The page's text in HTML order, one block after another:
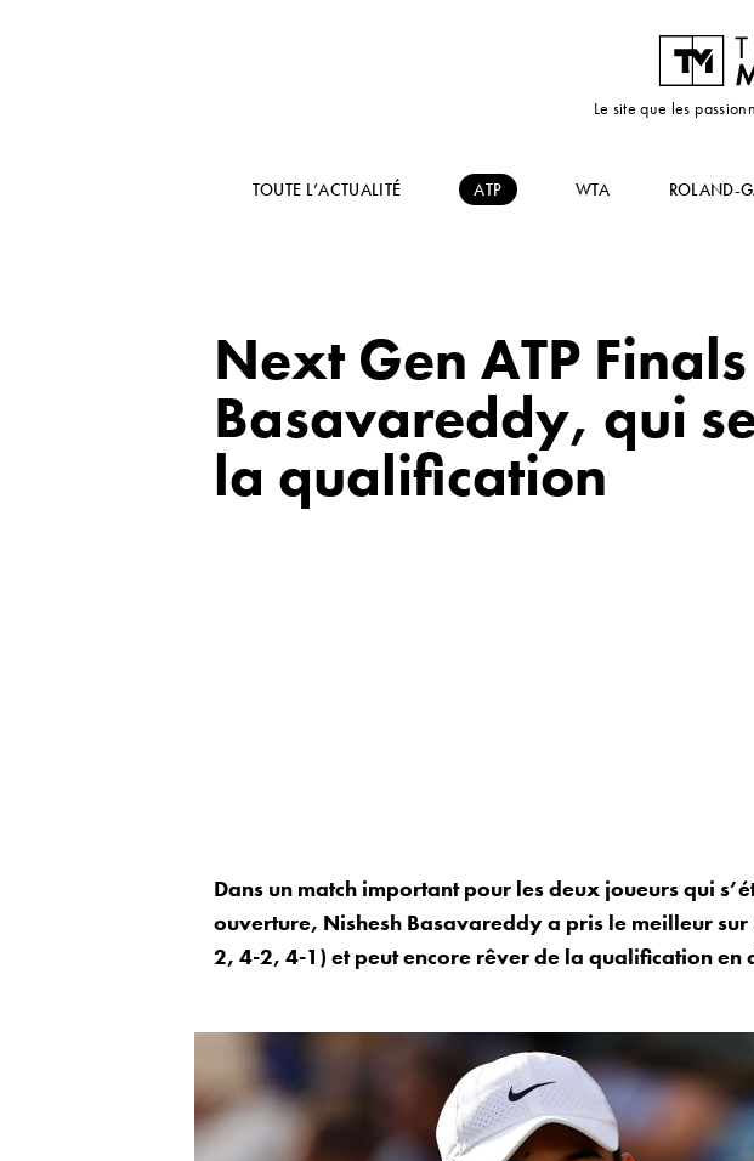
Le site que les
TOUTE L’ACTUALITÉ ATP WTA ROLAND-
Next Gen ATP
Basavareddy, qui
la qualification
Dans un match important pour les deux joueurs qui
ouverture, Nishesh Basavareddy a pris le meilleur sur
2, 4-2, 4-1) et peut encore rêver de la qualification en